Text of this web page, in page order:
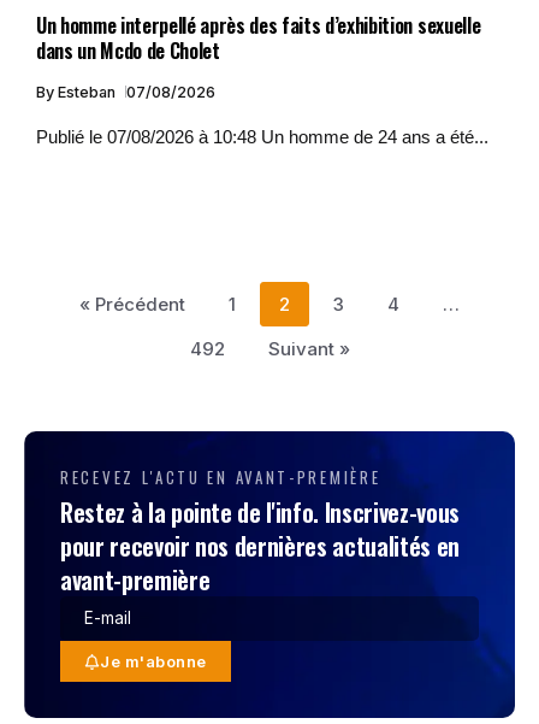
Un homme interpellé après des faits d’exhibition sexuelle
dans un Mcdo de Cholet
By Esteban 07/08/2026
Publié le 07/08/2026 à 10:48 Un homme de 24 ans a été...
« Précédent 1 2 3 4
…
492
Suivant »
RECEVEZ L'ACTU EN AVANT-PREMIÈRE
Restez à la pointe de l'info. Inscrivez-vous
pour recevoir nos dernières actualités en
avant-première
Je m'abonne